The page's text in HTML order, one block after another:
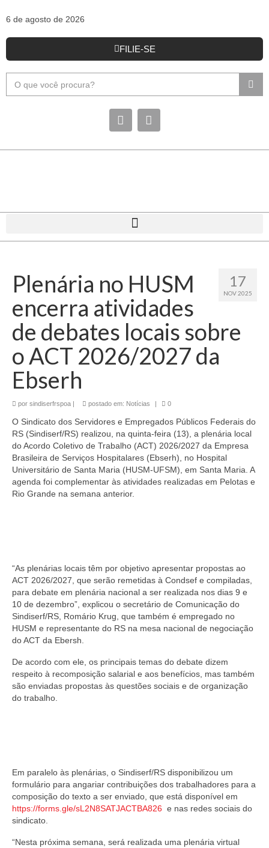
6 de agosto de 2026
FILIE-SE
17
NOV 2025
Plenária no HUSM
encerra atividades
de debates locais sobre
o ACT 2026/2027 da
Ebserh
por sindiserfrspoa | postado em: Notícias | 0
O Sindicato dos Servidores e Empregados Públicos Federais do
RS (Sindiserf/RS) realizou, na quinta-feira (13), a plenária local
do Acordo Coletivo de Trabalho (ACT) 2026/2027 da Empresa
Brasileira de Serviços Hospitalares (Ebserh), no Hospital
Universitário de Santa Maria (HUSM-UFSM), em Santa Maria. A
agenda foi complementar às atividades realizadas em Pelotas e
Rio Grande na semana anterior.
“As plenárias locais têm por objetivo apresentar propostas ao
ACT 2026/2027, que serão remetidas à Condsef e compiladas,
para debate em plenária nacional a ser realizada nos dias 9 e
10 de dezembro”, explicou o secretário de Comunicação do
Sindiserf/RS, Romário Krug, que também é empregado no
HUSM e representante do RS na mesa nacional de negociação
do ACT da Ebersh.
De acordo com ele, os principais temas do debate dizem
respeito à recomposição salarial e aos benefícios, mas também
são enviadas propostas às questões sociais e de organização
do trabalho.
Em paralelo às plenárias, o Sindiserf/RS disponibilizou um
formulário para angariar contribuições dos trabalhadores para a
composição do texto a ser enviado, que está disponível em
https://forms.gle/sL2N8SATJACTBA826 e nas redes sociais do
sindicato.
“Nesta próxima semana, será realizada uma plenária virtual